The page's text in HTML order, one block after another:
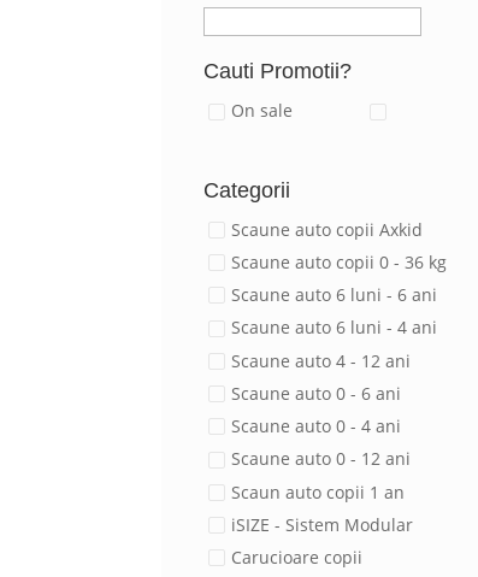
Cauti Promotii?
On sale
Categorii
Scaune auto copii Axkid
Scaune auto copii 0 - 36 kg
Scaune auto 6 luni - 6 ani
Scaune auto 6 luni - 4 ani
Scaune auto 4 - 12 ani
Scaune auto 0 - 6 ani
Scaune auto 0 - 4 ani
Scaune auto 0 - 12 ani
Scaun auto copii 1 an
iSIZE - Sistem Modular
Carucioare copii